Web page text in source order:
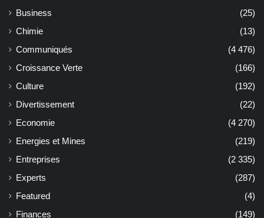
Business
(25)
Chimie
(13)
Communiqués
(4 476)
Croissance Verte
(166)
Culture
(192)
Divertissement
(22)
Economie
(4 270)
Energies et Mines
(219)
Entreprises
(2 335)
Experts
(287)
Featured
(4)
Finances
(149)